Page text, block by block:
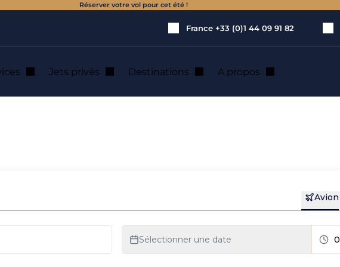
Réserver votre vol pour cet été !
France +33 (0)1 44 09 91 82
Jets privés Destinations A propos